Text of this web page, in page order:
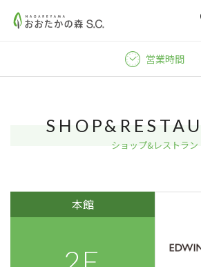
한국어
営業時間
ショップ&レストラン
本館